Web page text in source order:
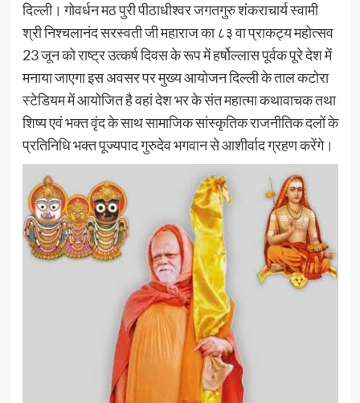
दिल्ली। गोवर्धन मठ पुरी पीठाधीश्वर जगतगुरु शंकराचार्य स्वामी
श्री निश्चलानंद सरस्वती जी महाराज का ८३ वा प्राकट्य महोत्सव
23 जून को राष्ट्र उत्कर्ष दिवस के रूप में हर्षोल्लास पूर्वक पूरे देश में
मनाया जाएगा इस अवसर पर मुख्य आयोजन दिल्ली के ताल कटोरा
स्टेडियम में आयोजित है वहां देश भर के संत महात्मा कथावाचक तथा
शिष्य एवं भक्त वृंद के साथ सामाजिक सांस्कृतिक राजनीतिक दलों के
प्रतिनिधि भक्त पूज्यपाद गुरुदेव भगवान से आशीर्वाद ग्रहण करेंगे।